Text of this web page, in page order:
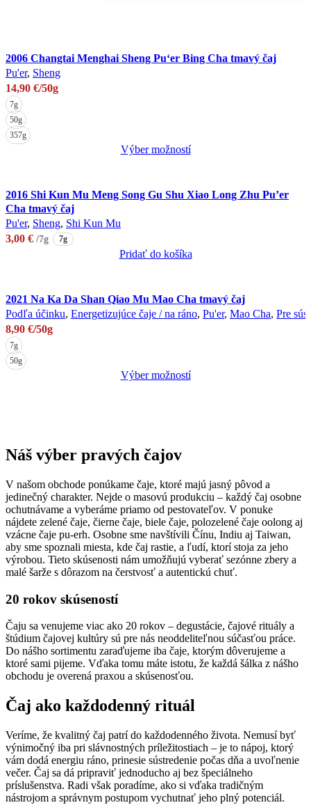
2006 Changtai Menghai Sheng Pu‘er Bing Cha tmavý čaj
Pu'er, Sheng
14,90 €/50g
7g
50g
357g
Výber možností
má
viacero
variantov.
Možnosti
na
stránke
produktu.
2016 Shi Kun Mu Meng Song Gu Shu Xiao Long Zhu Pu’er
Cha tmavý čaj
Pu'er, Sheng, Shi Kun Mu
3,00 € /7g 7g
Pridať do košíka
2021 Na Ka Da Shan Qiao Mu Mao Cha tmavý čaj
Podľa účinku, Energetizujúce čaje / na ráno, Pu'er, Mao Cha, Pre
8,90 €/50g
7g
50g
Výber možností
variantov.
Možnosti
si
môžete
vybrať
na
stránke
produktu.
Náš výber pravých čajov
V našom obchode ponúkame čaje, ktoré majú jasný pôvod a
jedinečný charakter. Nejde o masovú produkciu – každý čaj osobne
ochutnávame a vyberáme priamo od pestovateľov. V ponuke
nájdete zelené čaje, čierne čaje, biele čaje, polozelené čaje oolong aj
vzácne čaje pu-erh. Osobne sme navštívili Čínu, Indiu aj Taiwan,
aby sme spoznali miesta, kde čaj rastie, a ľudí, ktorí stoja za jeho
výrobou. Tieto skúsenosti nám umožňujú vyberať sezónne zbery a
malé šarže s dôrazom na čerstvosť a autentickú chuť.
20 rokov skúseností
Čaju sa venujeme viac ako 20 rokov – degustácie, čajové rituály a
štúdium čajovej kultúry sú pre nás neoddeliteľnou súčasťou práce.
Do nášho sortimentu zaraďujeme iba čaje, ktorým dôverujeme a
ktoré sami pijeme. Vďaka tomu máte istotu, že každá šálka z nášho
obchodu je overená praxou a skúsenosťou.
Čaj ako každodenný rituál
Veríme, že kvalitný čaj patrí do každodenného života. Nemusí byť
výnimočný iba pri slávnostných príležitostiach – je to nápoj, ktorý
vám dodá energiu ráno, prinesie sústredenie počas dňa a uvoľnenie
večer. Čaj sa dá pripraviť jednoducho aj bez špeciálneho
príslušenstva. Radi však poradíme, ako si vďaka tradičným
nástrojom a správnym postupom vychutnať jeho plný potenciál.